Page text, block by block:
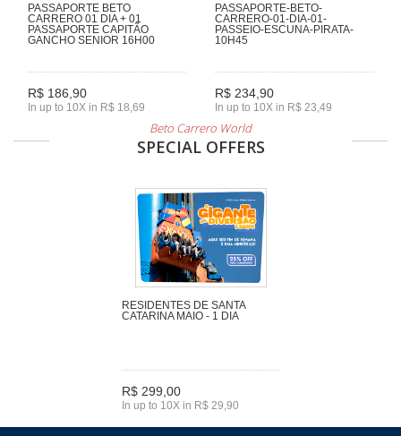
PASSAPORTE BETO
CARRERO 01 DIA + 01
PASSAPORTE CAPITÃO
GANCHO SENIOR 16H00
R$ 186,90
In up to 10X in R$ 18,69
PASSAPORTE-BETO-
CARRERO-01-DIA-01-
PASSEIO-ESCUNA-PIRATA-
10H45
R$ 234,90
In up to 10X in R$ 23,49
Beto Carrero World
SPECIAL OFFERS
RESIDENTES DE SANTA
CATARINA MAIO - 1 DIA
R$ 299,00
In up to 10X in R$ 29,90